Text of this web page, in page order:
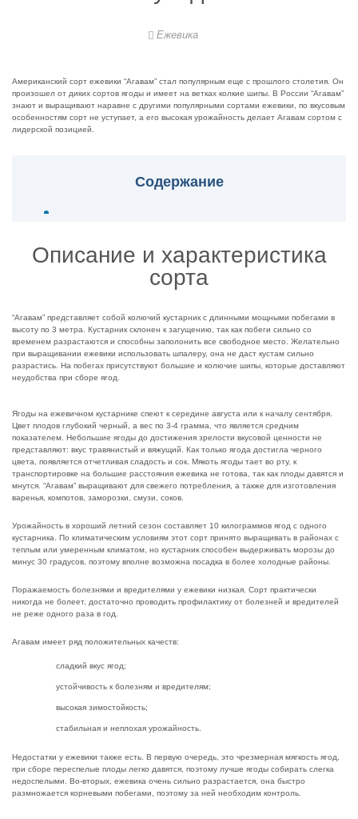
Ежевика
Американский сорт ежевики “Агавам” стал популярным еще с прошлого столетия. Он
произошел от диких сортов ягоды и имеет на ветках колкие шипы. В России “Агавам”
знают и выращивают наравне с другими популярными сортами ежевики, по вкусовым
особенностям сорт не уступает, а его высокая урожайность делает Агавам сортом с
лидерской позицией.
Содержание
Описание и характеристика
сорта
“Агавам” представляет собой колючий кустарник с длинными мощными побегами в
высоту по 3 метра. Кустарник склонен к загущению, так как побеги сильно со
временем разрастаются и способны заполонить все свободное место. Желательно
при выращивании ежевики использовать шпалеру, она не даст кустам сильно
разрастись. На побегах присутствуют большие и колючие шипы, которые доставляют
неудобства при сборе ягод.
Ягоды на ежевичном кустарнике спеют к середине августа или к началу сентября.
Цвет плодов глубокий черный, а вес по 3-4 грамма, что является средним
показателем. Небольшие ягоды до достижения зрелости вкусовой ценности не
представляют: вкус травянистый и вяжущий. Как только ягода достигла черного
цвета, появляется отчетливая сладость и сок. Мякоть ягоды тает во рту, к
транспортировке на большие расстояния ежевика не готова, так как плоды давятся и
мнутся. “Агавам” выращивают для свежего потребления, а также для изготовления
варенья, компотов, заморозки, смузи, соков.
Урожайность в хороший летний сезон составляет 10 килограммов ягод с одного
кустарника. По климатическим условиям этот сорт принято выращивать в районах с
теплым или умеренным климатом, но кустарник способен выдерживать морозы до
минус 30 градусов, поэтому вполне возможна посадка в более холодные районы.
Поражаемость болезнями и вредителями у ежевики низкая. Сорт практически
никогда не болеет, достаточно проводить профилактику от болезней и вредителей
не реже одного раза в год.
Агавам имеет ряд положительных качеств:
сладкий вкус ягод;
устойчивость к болезням и вредителям;
высокая зимостойкость;
стабильная и неплохая урожайность.
Недостатки у ежевики также есть. В первую очередь, это чрезмерная мягкость ягод,
при сборе переспелые плоды легко давятся, поэтому лучше ягоды собирать слегка
недоспелыми. Во-вторых, ежевика очень сильно разрастается, она быстро
размножается корневыми побегами, поэтому за ней необходим контроль.